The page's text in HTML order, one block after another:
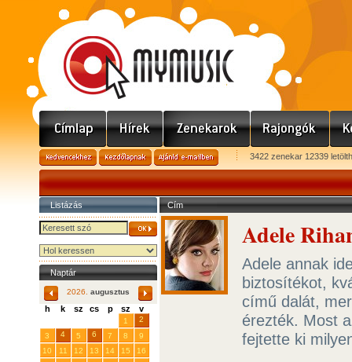
3422 zenekar 12339
Listázás
Naptár
2026. augusztus
h k sz cs p sz v
1
2
3
4 5 6 7 8
9
10
11 12 13 14 15
16
Cím
Adele
Adele annak
biztosítékot,
című dalát,
érezték. Most
fejtette ki